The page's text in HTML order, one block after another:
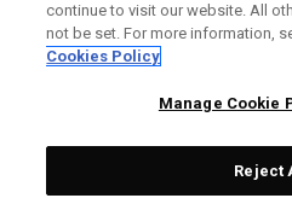
continue to visit our website. All
not be set. For more information,
Cookies Policy
Manage Cookie
Reject